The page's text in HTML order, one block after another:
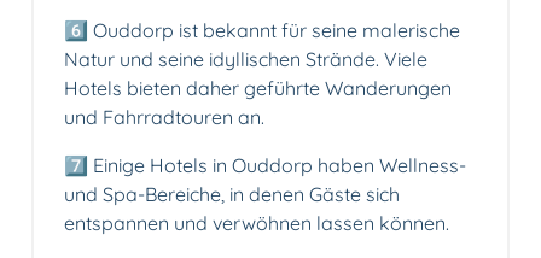
6️⃣ Ouddorp ist bekannt für seine malerische
Natur und seine idyllischen Strände. Viele
Hotels bieten daher geführte Wanderungen
und Fahrradtouren an.
7️⃣ Einige Hotels in Ouddorp haben Wellness-
und Spa-Bereiche, in denen Gäste sich
entspannen und verwöhnen lassen können.